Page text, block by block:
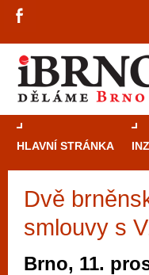
HLAVNÍ STRÁNKA
Dvě
smlouvy s
Brno, 11.